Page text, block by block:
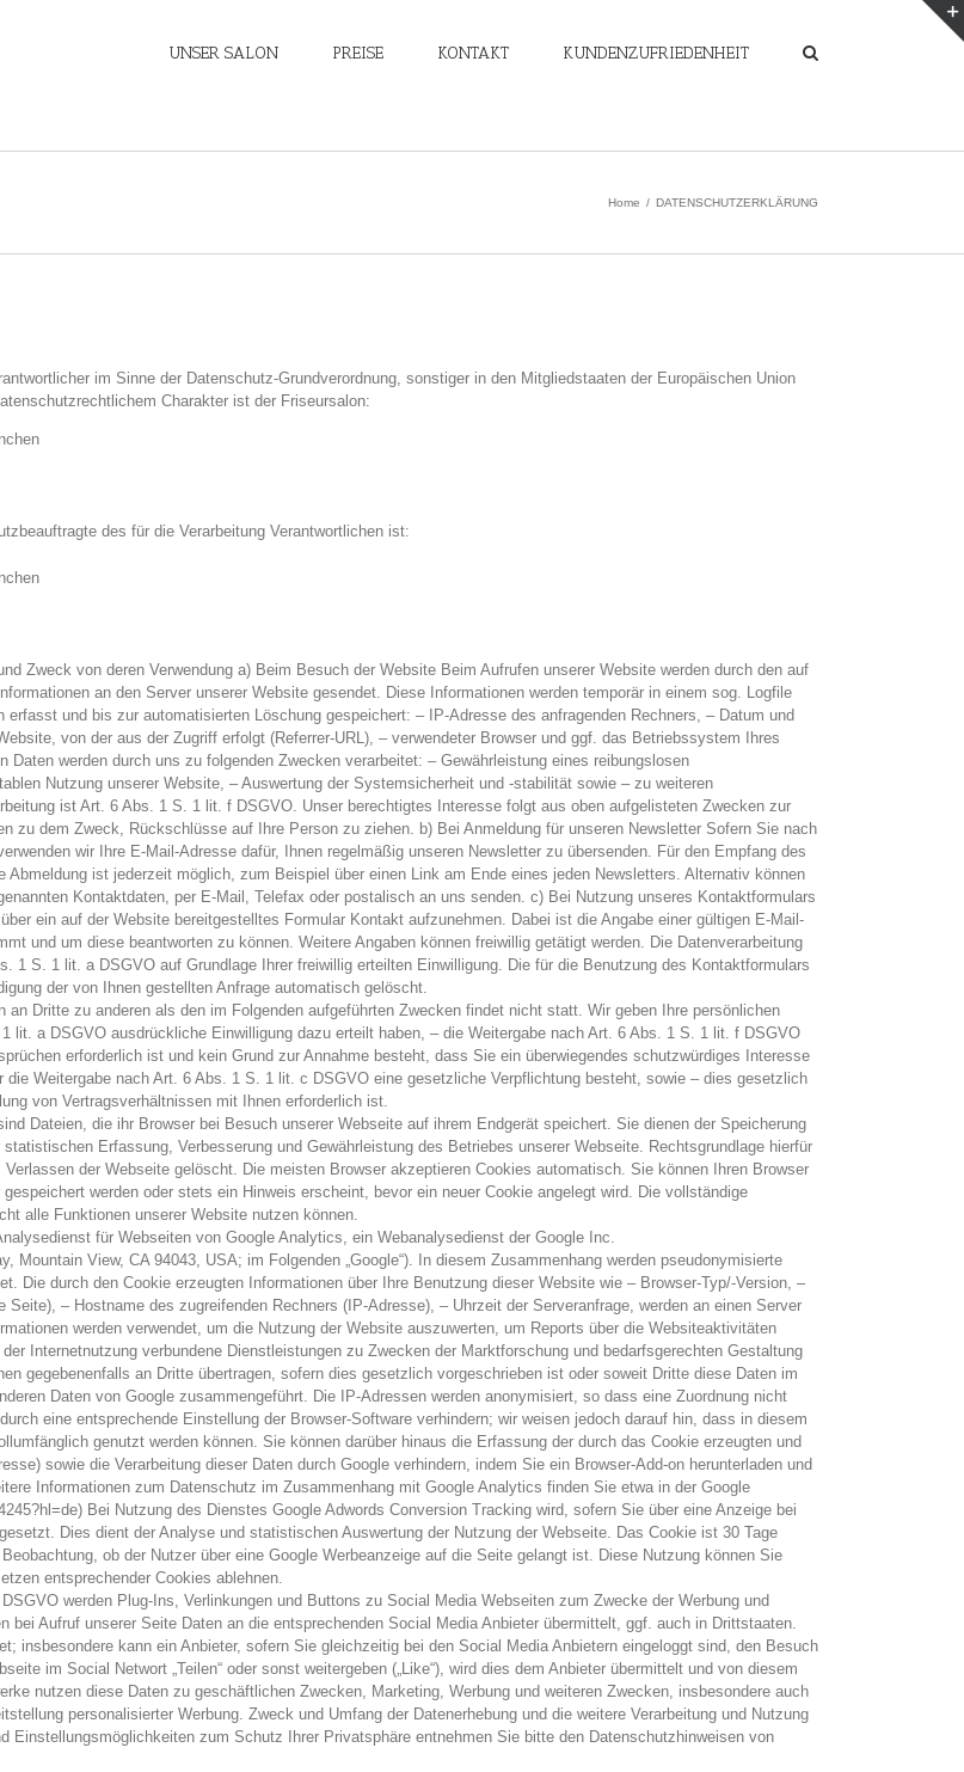
UNSER SALON PREISE KONTAKT KUNDENZUFRIEDENHEIT
Home / DATENSCHUTZERKLÄRUNG
im Sinne der Datenschutz-Grundverordnung, sonstiger in den Mitgliedstaaten der Europäischen Union
Charakter ist der Friseursalon:
des für die Verarbeitung Verantwortlichen ist:
Zweck von deren Verwendung a) Beim Besuch der Website Beim Aufrufen unserer Website werden durch den auf
an den Server unserer Website gesendet. Diese Informationen werden temporär in einem sog. Logfile
und bis zur automatisierten Löschung gespeichert: – IP-Adresse des anfragenden Rechners, – Datum und
von der aus der Zugriff erfolgt (Referrer-URL), – verwendeter Browser und ggf. das Betriebssystem Ihres
werden durch uns zu folgenden Zwecken verarbeitet: – Gewährleistung eines reibungslosen
Nutzung unserer Website, – Auswertung der Systemsicherheit und -stabilität sowie – zu weiteren
ist Art. 6 Abs. 1 S. 1 lit. f DSGVO. Unser berechtigtes Interesse folgt aus oben aufgelisteten Zwecken zur
zu dem Zweck, Rückschlüsse auf Ihre Person zu ziehen. b) Bei Anmeldung für unseren Newsletter Sofern Sie nach
wir Ihre E-Mail-Adresse dafür, Ihnen regelmäßig unseren Newsletter zu übersenden. Für den Empfang des
ist jederzeit möglich, zum Beispiel über einen Link am Ende eines jeden Newsletters. Alternativ können
Kontaktdaten, per E-Mail, Telefax oder postalisch an uns senden. c) Bei Nutzung unseres Kontaktformulars
ein auf der Website bereitgestelltes Formular Kontakt aufzunehmen. Dabei ist die Angabe einer gültigen E-Mail-
und um diese beantworten zu können. Weitere Angaben können freiwillig getätigt werden. Die Datenverarbeitung
1 S. 1 lit. a DSGVO auf Grundlage Ihrer freiwillig erteilten Einwilligung. Die für die Benutzung des Kontaktformulars
der von Ihnen gestellten Anfrage automatisch gelöscht.
Dritte zu anderen als den im Folgenden aufgeführten Zwecken findet nicht statt. Wir geben Ihre persönlichen
lit. a DSGVO ausdrückliche Einwilligung dazu erteilt haben, – die Weitergabe nach Art. 6 Abs. 1 S. 1 lit. f DSGVO
erforderlich ist und kein Grund zur Annahme besteht, dass Sie ein überwiegendes schutzwürdiges Interesse
Weitergabe nach Art. 6 Abs. 1 S. 1 lit. c DSGVO eine gesetzliche Verpflichtung besteht, sowie – dies gesetzlich
von Vertragsverhältnissen mit Ihnen erforderlich ist.
Dateien, die ihr Browser bei Besuch unserer Webseite auf ihrem Endgerät speichert. Sie dienen der Speicherung
Erfassung, Verbesserung und Gewährleistung des Betriebes unserer Webseite. Rechtsgrundlage hierfür
der Webseite gelöscht. Die meisten Browser akzeptieren Cookies automatisch. Sie können Ihren Browser
werden oder stets ein Hinweis erscheint, bevor ein neuer Cookie angelegt wird. Die vollständige
alle Funktionen unserer Website nutzen können.
für Webseiten von Google Analytics, ein Webanalysedienst der Google Inc.
Mountain View, CA 94043, USA; im Folgenden „Google“). In diesem Zusammenhang werden pseudonymisierte
Die durch den Cookie erzeugten Informationen über Ihre Benutzung dieser Website wie – Browser-Typ/-Version, –
– Hostname des zugreifenden Rechners (IP-Adresse), – Uhrzeit der Serveranfrage, werden an einen Server
werden verwendet, um die Nutzung der Website auszuwerten, um Reports über die Websiteaktivitäten
Internetnutzung verbundene Dienstleistungen zu Zwecken der Marktforschung und bedarfsgerechten Gestaltung
gegebenenfalls an Dritte übertragen, sofern dies gesetzlich vorgeschrieben ist oder soweit Dritte diese Daten im
Daten von Google zusammengeführt. Die IP-Adressen werden anonymisiert, so dass eine Zuordnung nicht
eine entsprechende Einstellung der Browser-Software verhindern; wir weisen jedoch darauf hin, dass in diesem
genutzt werden können. Sie können darüber hinaus die Erfassung der durch das Cookie erzeugten und
sowie die Verarbeitung dieser Daten durch Google verhindern, indem Sie ein Browser-Add-on herunterladen und
Informationen zum Datenschutz im Zusammenhang mit Google Analytics finden Sie etwa in der Google
Bei Nutzung des Dienstes Google Adwords Conversion Tracking wird, sofern Sie über eine Anzeige bei
Dies dient der Analyse und statistischen Auswertung der Nutzung der Webseite. Das Cookie ist 30 Tage
ob der Nutzer über eine Google Werbeanzeige auf die Seite gelangt ist. Diese Nutzung können Sie
entsprechender Cookies ablehnen.
werden Plug-Ins, Verlinkungen und Buttons zu Social Media Webseiten zum Zwecke der Werbung und
bei Aufruf unserer Seite Daten an die entsprechenden Social Media Anbieter übermittelt, ggf. auch in Drittstaaten.
insbesondere kann ein Anbieter, sofern Sie gleichzeitig bei den Social Media Anbietern eingeloggt sind, den Besuch
im Social Networt „Teilen“ oder sonst weitergeben („Like“), wird dies dem Anbieter übermittelt und von diesem
nutzen diese Daten zu geschäftlichen Zwecken, Marketing, Werbung und weiteren Zwecken, insbesondere auch
personalisierter Werbung. Zweck und Umfang der Datenerhebung und die weitere Verarbeitung und Nutzung
Einstellungsmöglichkeiten zum Schutz Ihrer Privatsphäre entnehmen Sie bitte den Datenschutzhinweisen von